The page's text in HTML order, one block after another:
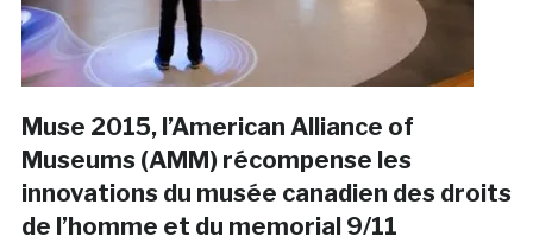
Muse 2015, l’American Alliance of
Museums (AMM) récompense les
innovations du musée canadien des droits
de l’homme et du memorial 9/11